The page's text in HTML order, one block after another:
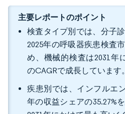
主要レポートのポイント
検査タイプ別では、分子
2025年の呼吸器疾患検査
め、機械的検査は2031年
のCAGRで成長しています。
疾患別では、インフルエ
年の収益シェアの35.27%